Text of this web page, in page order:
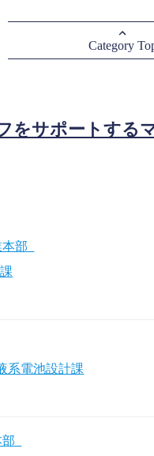
Category
をサポートする
部
系電池設計課